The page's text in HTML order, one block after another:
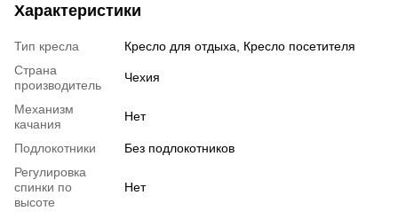
Характеристики
Тип кресла
Кресло для отдыха, Кресло посетителя
Страна
производитель
Чехия
Механизм
качания
Нет
Подлокотники
Без подлокотников
Регулировка
спинки по
высоте
Нет